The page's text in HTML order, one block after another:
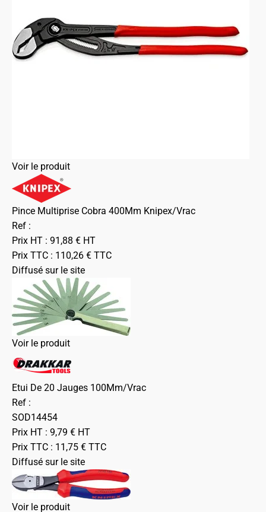
Voir le produit
Pince Multiprise Cobra 400Mm Knipex/Vrac
Ref :
Prix HT : 91,88 € HT
Prix TTC : 110,26 € TTC
Diffusé sur le site
Voir le produit
Etui De 20 Jauges 100Mm/Vrac
Ref :
SOD14454
Prix HT : 9,79 € HT
Prix TTC : 11,75 € TTC
Diffusé sur le site
Voir le produit